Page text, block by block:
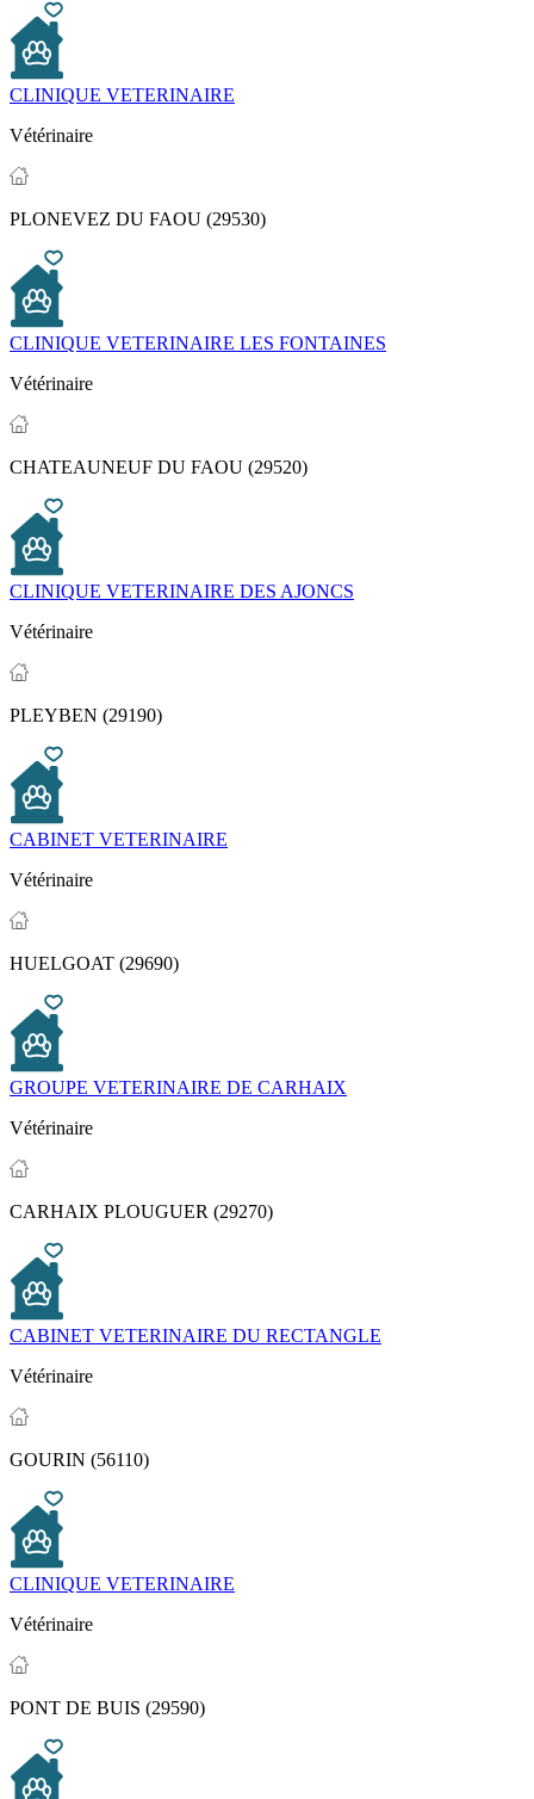
CLINIQUE VETERINAIRE
Vétérinaire
PLONEVEZ DU FAOU (29530)
CLINIQUE VETERINAIRE LES FONTAINES
Vétérinaire
CHATEAUNEUF DU FAOU (29520)
CLINIQUE VETERINAIRE DES AJONCS
Vétérinaire
PLEYBEN (29190)
CABINET VETERINAIRE
Vétérinaire
HUELGOAT (29690)
GROUPE VETERINAIRE DE CARHAIX
Vétérinaire
CARHAIX PLOUGUER (29270)
CABINET VETERINAIRE DU RECTANGLE
Vétérinaire
GOURIN (56110)
CLINIQUE VETERINAIRE
Vétérinaire
PONT DE BUIS (29590)